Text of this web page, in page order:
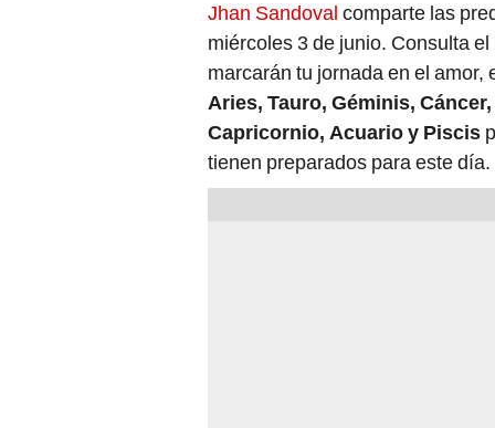
miércoles 3 de junio. Consulta
marcarán tu jornada en el amor,
Aries, Tauro, Géminis,
Capricornio, Acuario y Piscis
tienen preparados para este día.